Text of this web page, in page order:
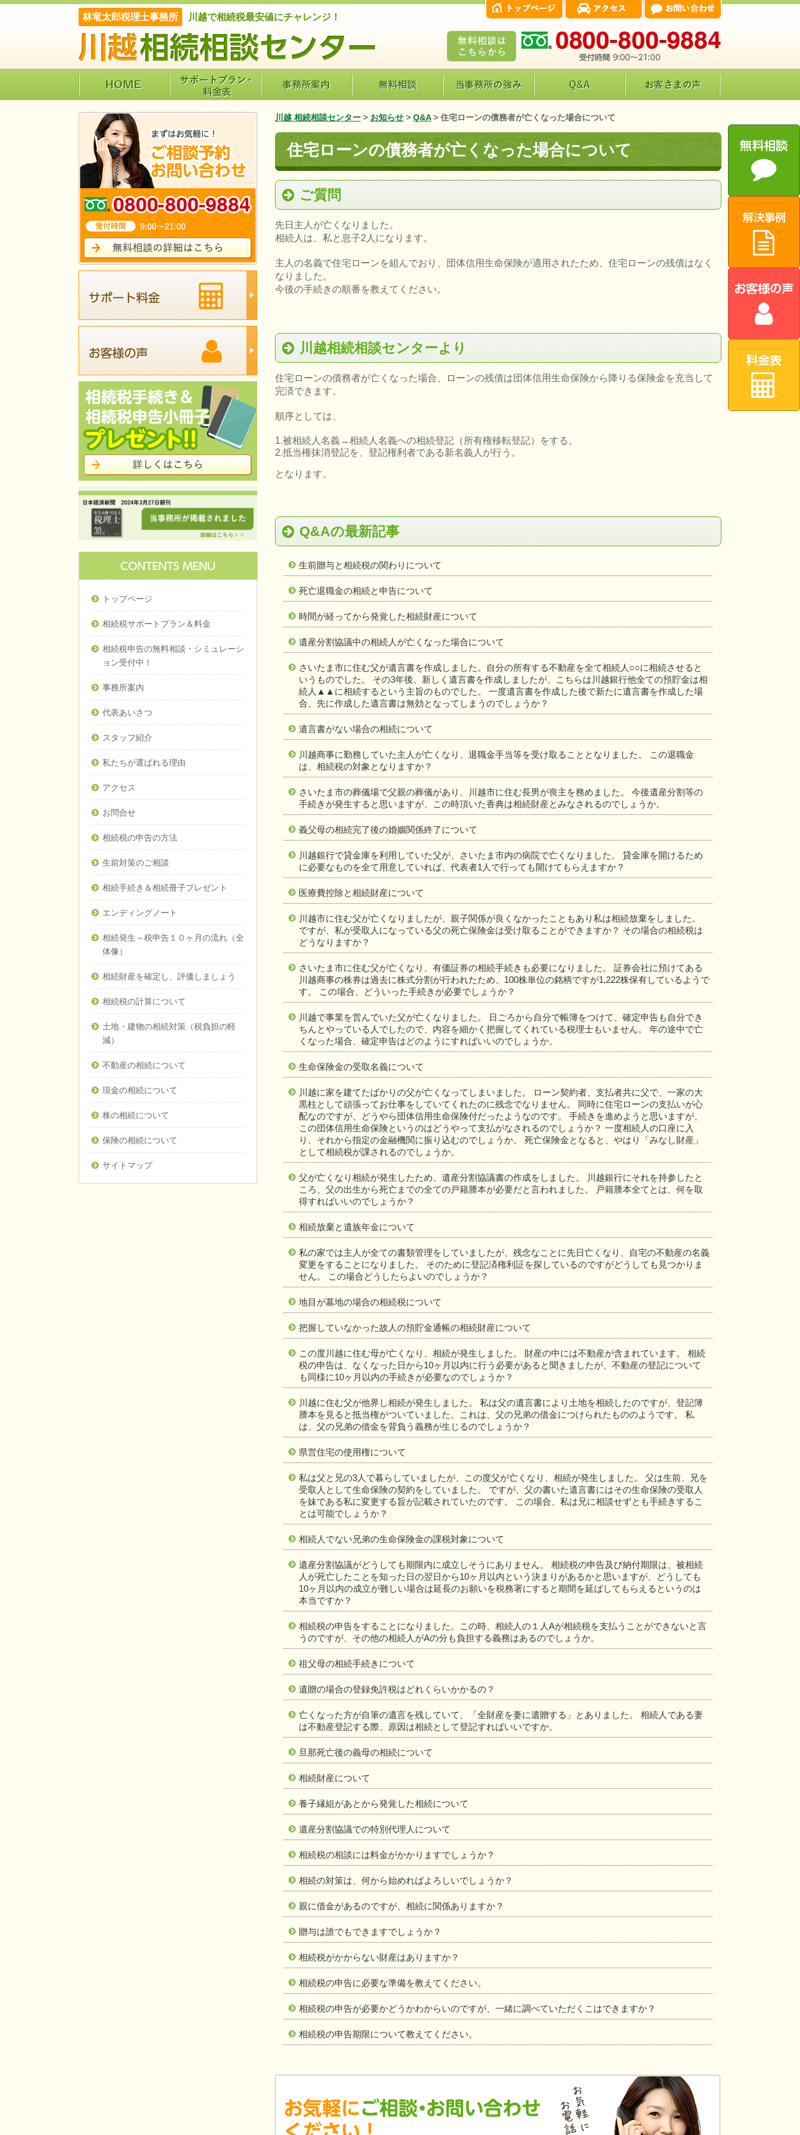
林竜太郎税理士事務所 川越で相続税最安値にチャレンジ！
川越 相続相談センター > お知らせ > Q&A> 住宅ローンの債務者が亡くなった場合について
住宅ローンの債務者が亡くなった場合について
ご質問
先日主人が亡くなりました。
相続人は、私と息子2人になります。
主人の名義で住宅ローンを組んでおり、団体信用生命保険が適用されたため、住宅ローンの残債はなく
なりました。
今後の手続きの順番を教えてください。
川越相続相談センターより
住宅ローンの債務者が亡くなった場合、ローンの残債は団体信用生命保険から降りる保険金を充当して
完済できます。
順序としては、
1.被相続人名義→相続人名義への相続登記（所有権移転登記）をする。
2.抵当権抹消登記を、登記権利者である新名義人が行う。
となります。
Q&Aの最新記事
生前贈与と相続税の関わりについて
死亡退職金の相続と申告について
時間が経ってから発覚した相続財産について
遺産分割協議中の相続人が亡くなった場合について
さいたま市に住む父が遺言書を作成しました。自分の所有する不動産を全て相続人○○に相続させると
いうものでした。 その3年後、新しく遺言書を作成しましたが、こちらは川越銀行他全ての預貯金は相
続人▲▲に相続するという主旨のものでした。 一度遺言書を作成した後で新たに遺言書を作成した場
合、先に作成した遺言書は無効となってしまうのでしょうか？
遺言書がない場合の相続について
川越商事に勤務していた主人が亡くなり、退職金手当等を受け取ることとなりました。 この退職金
は、相続税の対象となりますか？
さいたま市の葬儀場で父親の葬儀があり、川越市に住む長男が喪主を務めました。 今後遺産分割等の
手続きが発生すると思いますが、この時頂いた香典は相続財産とみなされるのでしょうか。
義父母の相続完了後の婚姻関係終了について
川越銀行で貸金庫を利用していた父が、さいたま市内の病院で亡くなりました。 貸金庫を開けるため
に必要なものを全て用意していれば、代表者1人で行っても開けてもらえますか？
医療費控除と相続財産について
川越市に住む父が亡くなりましたが、親子関係が良くなかったこともあり私は相続放棄をしました。
ですが、私が受取人になっている父の死亡保険金は受け取ることができますか？ その場合の相続税は
どうなりますか？
さいたま市に住む父が亡くなり、有価証券の相続手続きも必要になりました。 証券会社に預けてある
川越商事の株券は過去に株式分割が行われたため、100株単位の銘柄ですが1,222株保有しているようで
す。 この場合、どういった手続きが必要でしょうか？
川越で事業を営んでいた父が亡くなりました。 日ごろから自分で帳簿をつけて、確定申告も自分でき
ちんとやっている人でしたので、内容を細かく把握してくれている税理士もいません。 年の途中で亡
くなった場合、確定申告はどのようにすればいいのでしょうか。
生命保険金の受取名義について
川越に家を建てたばかりの父が亡くなってしまいました。 ローン契約者、支払者共に父で、一家の大
黒柱として頑張ってお仕事をしていてくれたのに残念でなりません。 同時に住宅ローンの支払いが心
配なのですが、どうやら団体信用生命保険付だったようなのです。 手続きを進めようと思いますが、
この団体信用生命保険というのはどうやって支払がなされるのでしょうか？ 一度相続人の口座に入
り、それから指定の金融機関に振り込むのでしょうか。 死亡保険金となると、やはり「みなし財産」
として相続税が課されるのでしょうか。
父が亡くなり相続が発生したため、遺産分割協議書の作成をしました。 川越銀行にそれを持参したと
ころ、父の出生から死亡までの全ての戸籍謄本が必要だと言われました。 戸籍謄本全てとは、何を取
得すればいいのでしょうか？
相続放棄と遺族年金について
私の家では主人が全ての書類管理をしていましたが、残念なことに先日亡くなり、自宅の不動産の名義
変更をすることになりました。 そのために登記済権利証を探しているのですがどうしても見つかりま
せん。 この場合どうしたらよいのでしょうか？
地目が墓地の場合の相続税について
把握していなかった故人の預貯金通帳の相続財産について
この度川越に住む母が亡くなり、相続が発生しました。 財産の中には不動産が含まれています。 相続
税の申告は、なくなった日から10ヶ月以内に行う必要があると聞きましたが、不動産の登記について
も同様に10ヶ月以内の手続きが必要なのでしょうか？
川越に住む父が他界し相続が発生しました。 私は父の遺言書により土地を相続したのですが、登記簿
謄本を見ると抵当権がついていました。これは、父の兄弟の借金につけられたもののようです。 私
は、父の兄弟の借金を背負う義務が生じるのでしょうか？
県営住宅の使用権について
私は父と兄の3人で暮らしていましたが、この度父が亡くなり、相続が発生しました。 父は生前、兄を
受取人として生命保険の契約をしていました。 ですが、父の書いた遺言書にはその生命保険の受取人
を妹である私に変更する旨が記載されていたのです。 この場合、私は兄に相談せずとも手続きするこ
とは可能でしょうか？
相続人でない兄弟の生命保険金の課税対象について
遺産分割協議がどうしても期限内に成立しそうにありません。 相続税の申告及び納付期限は、被相続
人が死亡したことを知った日の翌日から10ヶ月以内という決まりがあるかと思いますが、どうしても
10ヶ月以内の成立が難しい場合は延長のお願いを税務署にすると期間を延ばしてもらえるというのは
本当ですか？
相続税の申告をすることになりました。この時、相続人の１人Aが相続税を支払うことができないと言
うのですが、その他の相続人がAの分も負担する義務はあるのでしょうか。
祖父母の相続手続きについて
遺贈の場合の登録免許税はどれくらいかかるの？
亡くなった方が自筆の遺言を残していて、「全財産を妻に遺贈する」とありました。 相続人である妻
は不動産登記する際、原因は相続として登記すればいいですか。
旦那死亡後の義母の相続について
相続財産について
養子縁組があとから発覚した相続について
遺産分割協議での特別代理人について
相続税の相談には料金がかかりますでしょうか？
相続の対策は、何から始めればよろしいでしょうか？
親に借金があるのですが、相続に関係ありますか？
贈与は誰でもできますでしょうか？
相続税がかからない財産はありますか？
相続税の申告に必要な準備を教えてください。
相続税の申告が必要かどうかわからいのですが、一緒に調べていただくこはできますか？
相続税の申告期限について教えてください。
トップページ
相続税サポートプラン＆料金
相続税申告の無料相談・シミュレーシ
ョン受付中！
事務所案内
代表あいさつ
スタッフ紹介
私たちが選ばれる理由
アクセス
お問合せ
相続税の申告の方法
生前対策のご相談
相続手続き＆相続冊子プレゼント
エンディングノート
相続発生～税申告１０ヶ月の流れ（全
体像）
相続財産を確定し、評価しましょう
相続税の計算について
土地・建物の相続対策（税負担の軽
減）
不動産の相続について
現金の相続について
株の相続について
保険の相続について
サイトマップ